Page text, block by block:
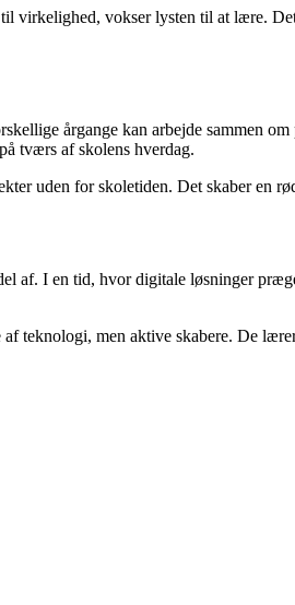
virkelighed, vokser lysten til at lære.
årgange kan arbejde sammen
tværs af skolens hverdag.
uden for skoletiden. Det skaber en
af. I en tid, hvor digitale løsninger
teknologi, men aktive skabere. De